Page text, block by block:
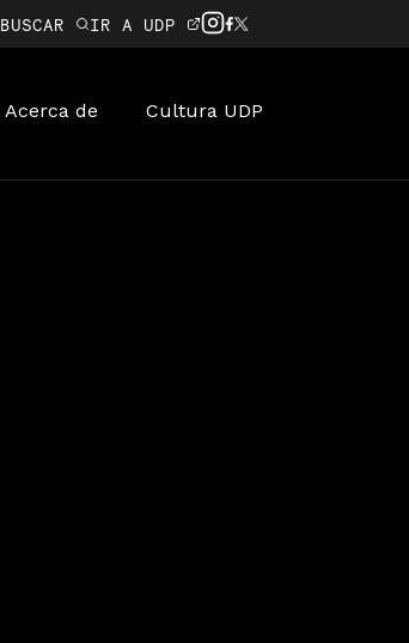
BUSCAR IR A UDP
Acerca de Cultura UDP